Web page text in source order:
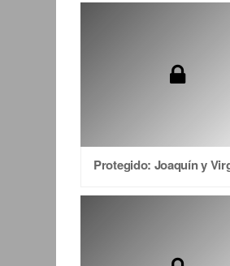
Protegido: Joaquín y